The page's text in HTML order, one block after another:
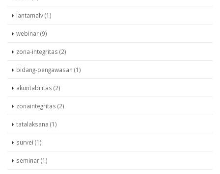
lantamalv (1)
webinar (9)
zona-integritas (2)
bidang-pengawasan (1)
akuntabilitas (2)
zonaintegritas (2)
tatalaksana (1)
survei (1)
seminar (1)